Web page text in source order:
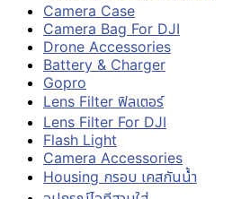
Camera Case
Camera Bag For DJI
Drone Accessories
Battery & Charger
Gopro
Lens Filter ฟิลเตอร์
Lens Filter For DJI
Flash Light
Camera Accessories
Housing กรอบ เคสกันน้ำ